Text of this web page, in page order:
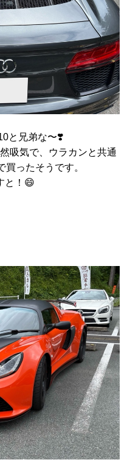
と兄弟な〜❣️
吸気で、ウラカンと共通
ったそうです。
と！😄